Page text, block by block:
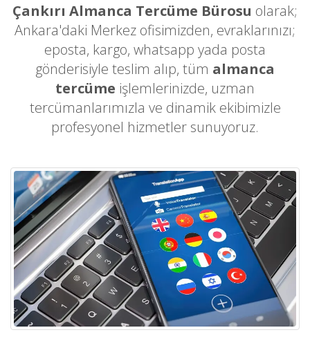
Çankırı Almanca Tercüme Bürosu olarak;
Ankara'daki Merkez ofisimizden, evraklarınızı;
eposta, kargo, whatsapp yada posta
gönderisiyle teslim alıp, tüm almanca
tercüme işlemlerinizde, uzman
tercümanlarımızla ve dinamik ekibimizle
profesyonel hizmetler sunuyoruz.